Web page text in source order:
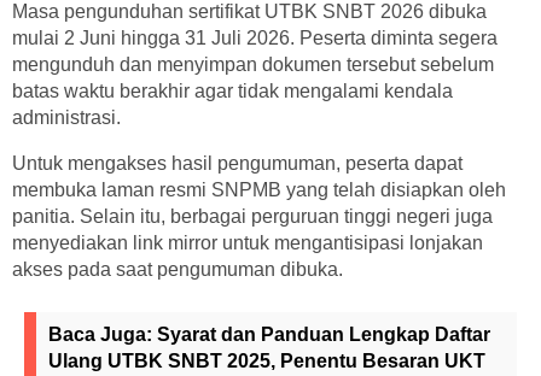
Masa pengunduhan sertifikat UTBK SNBT 2026 dibuka
mulai 2 Juni hingga 31 Juli 2026. Peserta diminta segera
mengunduh dan menyimpan dokumen tersebut sebelum
batas waktu berakhir agar tidak mengalami kendala
administrasi.
Untuk mengakses hasil pengumuman, peserta dapat
membuka laman resmi SNPMB yang telah disiapkan oleh
panitia. Selain itu, berbagai perguruan tinggi negeri juga
menyediakan link mirror untuk mengantisipasi lonjakan
akses pada saat pengumuman dibuka.
Baca Juga: Syarat dan Panduan Lengkap Daftar
Ulang UTBK SNBT 2025, Penentu Besaran UKT